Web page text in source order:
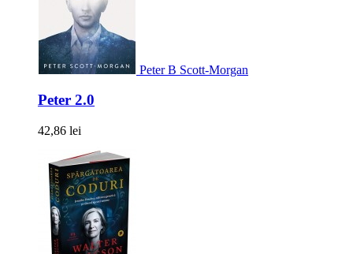
Peter B Scott-Morgan
Peter 2.0
42,86 lei